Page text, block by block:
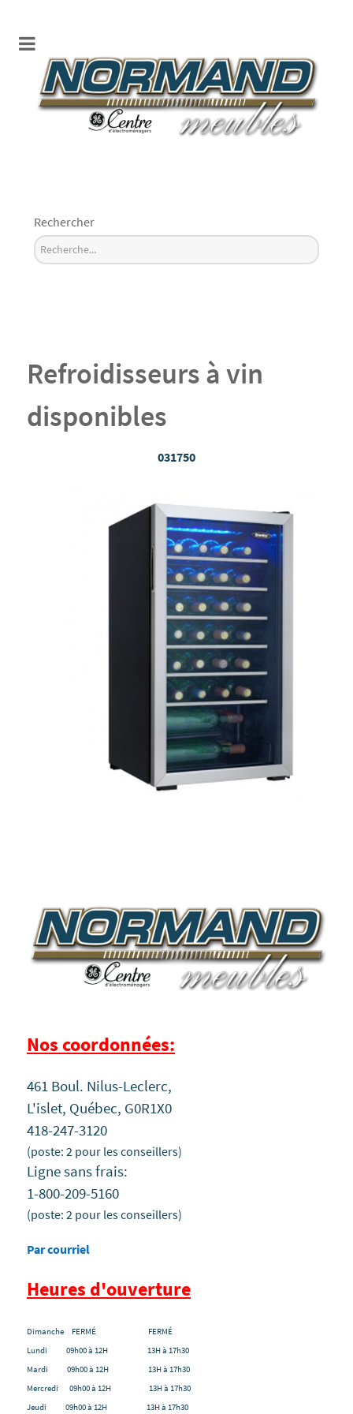
Rechercher
Refroidisseurs à vin
disponibles
031750
Nos coordonnées:
461 Boul. Nilus-Leclerc,
L'islet, Québec, G0R1X0
418-247-3120
(poste: 2 pour les conseillers)
Ligne sans frais:
1-800-209-5160
(poste: 2 pour les conseillers)
Par courriel
Heures d'ouverture
Dimanche FERMÉ FERMÉ
Lundi 09h00 à 12H 13H à 17h30
Mardi 09h00 à 12H 13H à 17h30
Mercredi 09h00 à 12H 13H à 17h30
Jeudi 09h00 à 12H 13H à 17h30